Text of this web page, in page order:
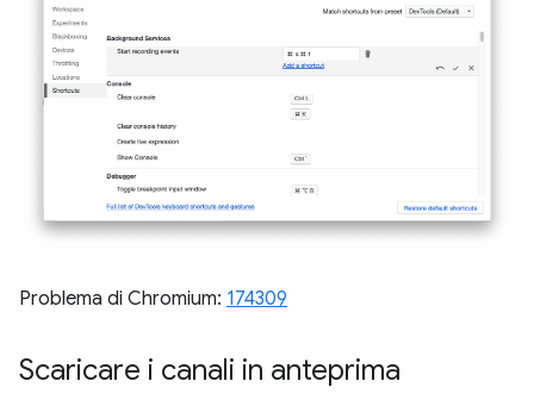
Problema di Chromium: 174309
Scaricare i canali in anteprima